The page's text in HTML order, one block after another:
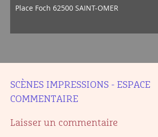
Place Foch 62500 SAINT-OMER
SCÈNES IMPRESSIONS - ESPACE
COMMENTAIRE
Laisser un commentaire